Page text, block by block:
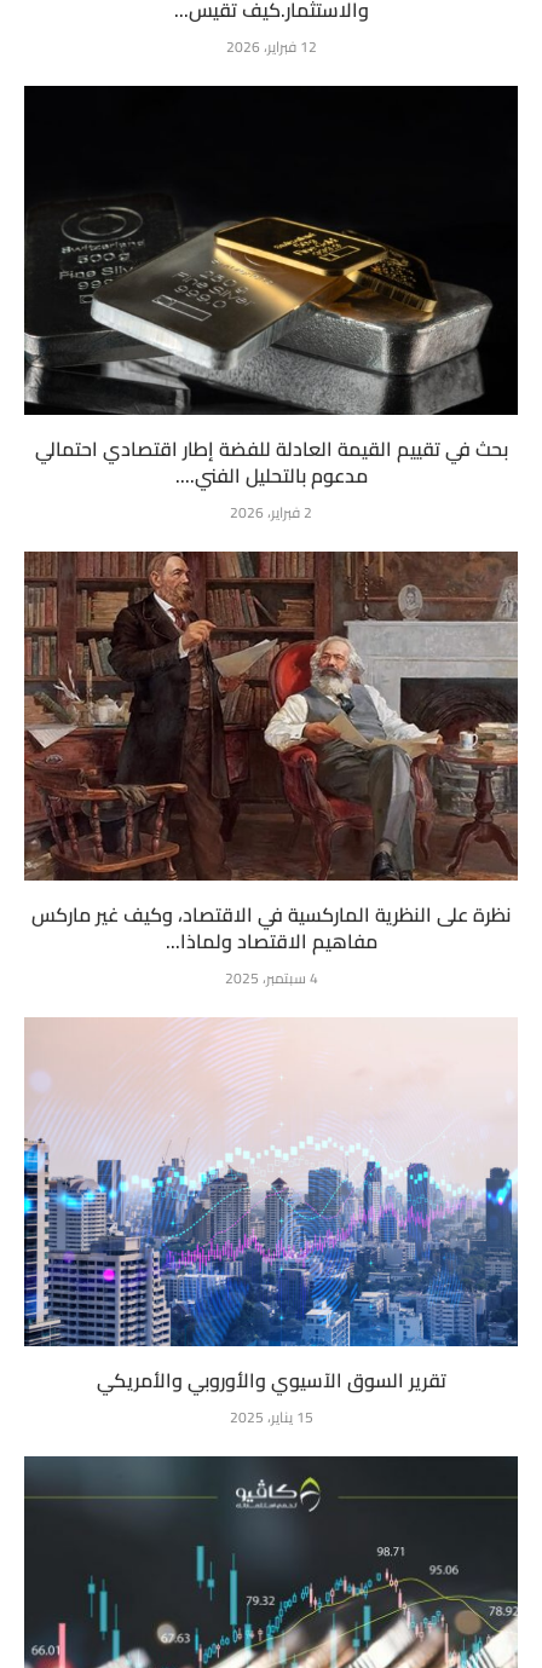
والاستثمار.كيف تقيس...
12 فبراير، 2026
بحث في تقييم القيمة العادلة للفضة إطار اقتصادي احتمالي
مدعوم بالتحليل الفني....
2 فبراير، 2026
نظرة على النظرية الماركسية في الاقتصاد، وكيف غير ماركس
مفاهيم الاقتصاد ولماذا...
4 سبتمبر، 2025
تقرير السوق الآسيوي والأوروبي والأمريكي
15 يناير، 2025